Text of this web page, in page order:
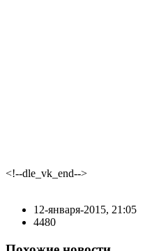
<!--dle_vk_end-->
12-января-2015, 21:05
4480